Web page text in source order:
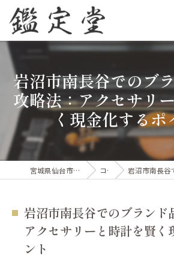
岩沼市南長谷でのブ
攻略法：アクセサリ
く現金化するポ
宮城県仙台市の出張買取なら鑑定堂 コラム 岩沼市南長谷でのブランド品買
岩沼市南長谷でのブランド
アクセサリーと時計を賢く
ント